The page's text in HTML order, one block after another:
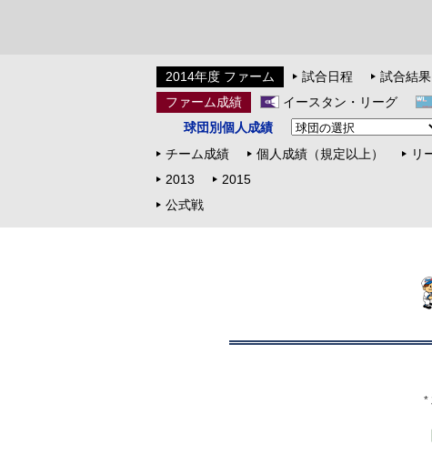
2014年度 ファーム 試合日程 試合結果
ファーム成績
イースタン・リーグ
球団別個人成績
チーム成績
個人成績（規定以上） リ
2013
2015
公式戦
*